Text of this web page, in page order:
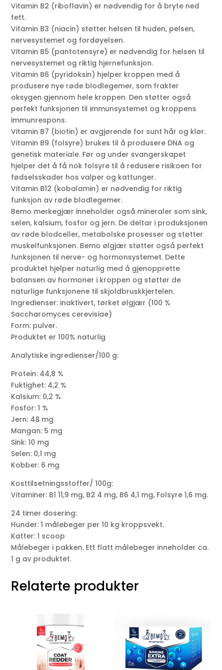
Vitamin B2 (riboflavin) er nødvendig for å bryte ned
fett.
Vitamin B3 (niacin) støtter helsen til huden, pelsen,
nervesystemet og fordøyelsen.
Vitamin B5 (pantotensyre) er nødvendig for helsen til
nervesystemet og riktig hjernefunksjon.
Vitamin B6 (pyridoksin) hjelper kroppen med å
produsere nye røde blodlegemer, som frakter
oksygen gjennom hele kroppen. Den støtter også
perfekt funksjonen til immunsystemet og kroppens
immunrespons.
Vitamin B7 (biotin) er avgjørende for sunt hår og klør.
Vitamin B9 (folsyre) brukes til å produsere DNA og
genetisk materiale. Før og under svangerskapet
hjelper det å få nok folsyre til å redusere risikoen for
fødselsskader hos valper og kattunger.
Vitamin B12 (kobalamin) er nødvendig for riktig
funksjon av røde blodlegemer.
Bemo merkegjær inneholder også mineraler som sink,
selen, kalsium, fosfor og jern. De deltar i produksjonen
av røde blodceller, metabolske prosesser og støtter
muskelfunksjonen. Bemo ølgjær støtter også perfekt
funksjonen til nerve- og hormonsystemet. Dette
produktet hjelper naturlig med å gjenopprette
balansen av hormoner i kroppen og støtter de
naturlige funksjonene til skjoldbruskkjertelen.
Ingredienser: inaktivert, tørket ølgjær (100 %
Saccharomyces cerevisiae)
Form: pulver.
Produktet er 100% naturlig
Analytiske ingredienser/100 g:
Protein: 44,8 %
Fuktighet: 4,2 %
Kalsium: 0,2 %
Fosfor: 1 %
Jern: 48 mg
Mangan: 5 mg
Sink: 10 mg
Selen: 0,1 mg
Kobber: 6 mg
Kosttilsetningsstoffer/ 100g:
Vitaminer: B1 11,9 mg, B2 4 mg, B6 4,1 mg, Folsyre 1,6 mg.
24 timer dosering:
Hunder: 1 målebeger per 10 kg kroppsvekt.
Katter: 1 scoop
Målebeger i pakken. Ett flatt målebeger inneholder ca.
1 g av produktet.
Relaterte produkter